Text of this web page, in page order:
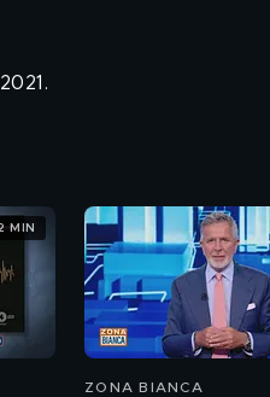
MIN
ZONA BIANCA